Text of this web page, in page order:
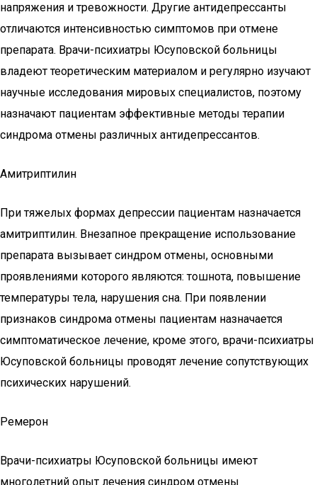
напряжения и тревожности. Другие антидепрессанты
отличаются интенсивностью симптомов при отмене
препарата. Врачи-психиатры Юсуповской больницы
владеют теоретическим материалом и регулярно изучают
научные исследования мировых специалистов, поэтому
назначают пациентам эффективные методы терапии
синдрома отмены различных антидепрессантов.
Амитриптилин
При тяжелых формах депрессии пациентам назначается
амитриптилин. Внезапное прекращение использование
препарата вызывает синдром отмены, основными
проявлениями которого являются: тошнота, повышение
температуры тела, нарушения сна. При появлении
признаков синдрома отмены пациентам назначается
симптоматическое лечение, кроме этого, врачи-психиатры
Юсуповской больницы проводят лечение сопутствующих
психических нарушений.
Ремерон
Врачи-психиатры Юсуповской больницы имеют
многолетний опыт лечения синдром отмены